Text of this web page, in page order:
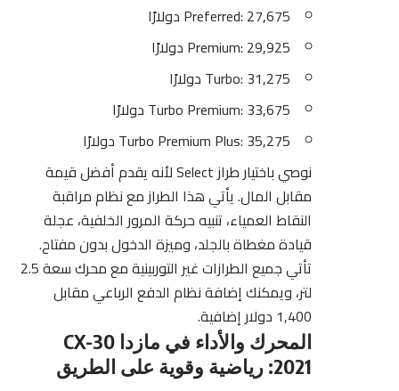
Preferred: 27,675 دولارًا
Premium: 29,925 دولارًا
Turbo: 31,275 دولارًا
Turbo Premium: 33,675 دولارًا
Turbo Premium Plus: 35,275 دولارًا
نوصي باختيار طراز Select لأنه يقدم أفضل قيمة
مقابل المال. يأتي هذا الطراز مع نظام مراقبة
النقاط العمياء، تنبيه حركة المرور الخلفية، عجلة
قيادة مغطاة بالجلد، وميزة الدخول بدون مفتاح.
تأتي جميع الطرازات غير التوربينية مع محرك سعة 2.5
لتر، ويمكنك إضافة نظام الدفع الرباعي مقابل
1,400 دولار إضافية.
المحرك والأداء في مازدا CX-30
2021: رياضية وقوية على الطريق